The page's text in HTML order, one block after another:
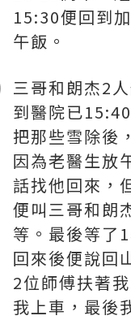
15:30便回到
午飯。
三哥和朗杰2
到醫院已
把那些雪除後
因為老醫生放
話找他回來，
便叫三哥和朗
等。最後等了
回來後便說回
2位師傅扶著
我上車，最後